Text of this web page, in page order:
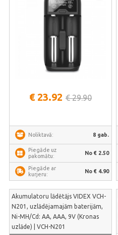
22650, 22700, 26500, 26650; un
Ni-MH/Cd: АААА, ААА, АА, А, SC, C
€ 23.92 € 29.90
Noliktavā: 8 gab.
Piegāde uz
pakomātu:
No € 2.50
Piegāde ar
kurjeru:
No € 4.90
Akumulatoru lādētājs VIDEX VCH-
N201, uzlādējamajām baterijām,
Ni-MH/Cd: АА, ААА, 9V (Kronas
uzlāde) | VCH-N201